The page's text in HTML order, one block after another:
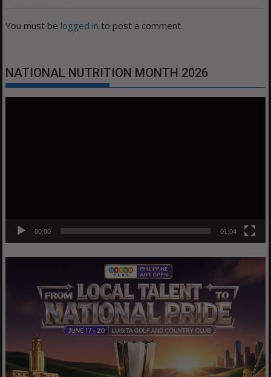
You must be logged in to post a comment.
NATIONAL NUTRITION MONTH 2026
00:00 01:04